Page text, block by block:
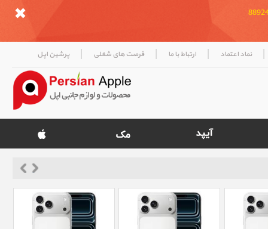
| نماد اعتماد | ارتباط با ما | فرصت های شغلی | پرشین اپل